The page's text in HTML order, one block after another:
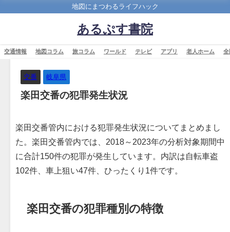
地図にまつわるライフハック
あるぷす書院
交通情報 地図コラム 旅コラム ワールド テレビ アプリ 老人ホーム 全
交番 岐阜県
楽田交番の犯罪発生状況
楽田交番管内における犯罪発生状況についてまとめまし
た。楽田交番管内では、2018～2023年の分析対象期間中
に合計150件の犯罪が発生しています。内訳は自転車盗
102件、車上狙い47件、ひったくり1件です。
楽田交番の犯罪種別の特徴